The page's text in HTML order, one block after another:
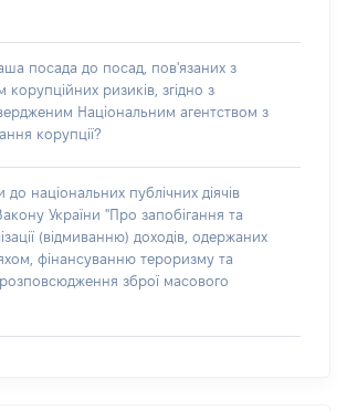
посада до посад, пов'язаних з
корупційних ризиків, згідно з
Національним агентством з
корупції?
національних публічних діячів
України "Про запобігання та
(відмиванню) доходів, одержаних
фінансуванню тероризму та
зброї масового